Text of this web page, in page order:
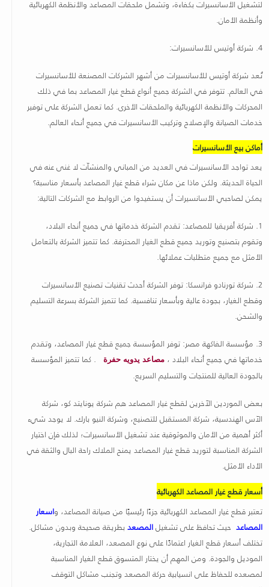
لتشغيل الأسانسيرات بكفاءة، وتشمل ملحقات المصاعد والأنظمة الكهربائية
وأنظمة الأمان.
4. شركة أوتيس للأسانسيرات:
تُعد شركة أوتيس للأسانسيرات من أشهر الشركات المصنعة للأسانسيرات
في العالم. تتوفر في الشركة جميع أنواع قطع غيار المصاعد بما في ذلك
المحركات والأنظمة الكهربائية والملحقات الأخرى. كما تعمل الشركة على توفير
خدمات الصيانة والإصلاح وتركيب الأسانسيرات في جميع أنحاء العالم.
أماكن بيع الأسانسيرات
يعد تواجد الأسانسيرات في العديد من المباني والمنشآت لا غنى عنه في
الحياة الحديثة. ولكن ماذا عن مكان شراء قطع غيار المصاعد بأسعار مناسبة؟
يمكن لصاحبي الأسانسيرات أن يستفيدوا من الروابط مع الشركات التالية:
1. شركة أفريقيا للمصاعد: تقدم الشركة خدماتها في جميع أنحاء البلاد،
وتقوم بتصنيع وتوريد جميع قطع الغيار المحترفة. كما تتميز الشركة بالتعامل
الأمثل مع جميع متطلبات عملائها.
2. شركة تورنادو فرانسكا: توفر الشركة أحدث تقنيات تصنيع الأسانسيرات
وقطع الغيار، بجودة عالية وبأسعار تنافسية. كما تتميز الشركة بسرعة التسليم
والشحن.
3. مؤسسة الفاكهة مصر: توفر المؤسسة جميع قطع غيار المصاعد، وتقدم
خدماتها في جميع أنحاء البلاد ، مصاعد يدويه حفرة . كما تتميز المؤسسة
بالجودة العالية للمنتجات والتسليم السريع.
بعض الموردين الآخرين لقطع غيار المصاعد هم شركة يونايتد كو، شركة
الآس الهندسية، شركة المستقبل للتصنيع، وشركة النيو بارك. لا يوجد شيء
أكثر أهمية من الأمان والموثوقية عند تشغيل الأسانسيرات؛ لذلك فإن اختيار
الشركة المناسبة لتوريد قطع غيار المصاعد يمنح الملاك راحة البال والثقة في
الأداء الأمثل.
أسعار قطع غيار المصاعد الكهربائية
تعتبر قطع غيار المصاعد الكهربائية جزءًا رئيسيًا من صيانة المصاعد، واسعار
المصاعد حيث تحافظ على تشغيلالمصعد بطريقة صحيحة وبدون مشاكل.
تختلف أسعار قطع الغيار اعتمادًا على نوع المصعد، العلامة التجارية،
الموديل والجودة. ومن المهم أن يختار المتسوق قطع الغيار المناسبة
لمصعده للحفاظ على انسيابية حركة المصعد وتجنب مشاكل التوقف